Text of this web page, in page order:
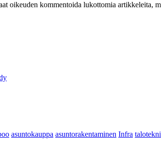
oikeuden kommentoida lukottomia artikkeleita,
asuntokauppa asuntorakentaminen Infra